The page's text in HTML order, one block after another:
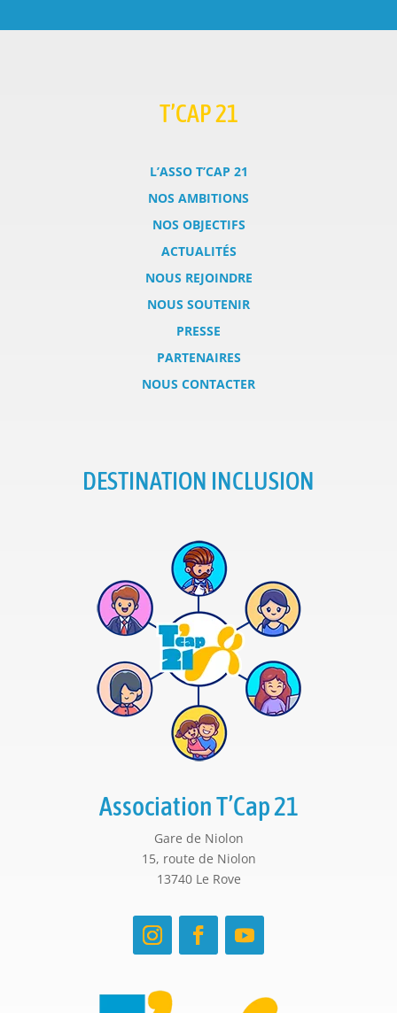
T’CAP 21
L’ASSO T’CAP 21
NOS AMBITIONS
NOS OBJECTIFS
ACTUALITÉS
NOUS REJOINDRE
NOUS SOUTENIR
PRESSE
PARTENAIRES
NOUS CONTACTER
DESTINATION INCLUSION
Association T’Cap 21
Gare de Niolon
15, route de Niolon
13740 Le Rove